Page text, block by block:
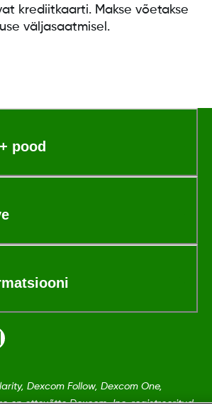
krediitkaarti. Makse võetakse
väljasaatmisel.
pood
Dexcom Follow, Dexcom One,
on ettevõtte Dexcom, Inc. registreeritud